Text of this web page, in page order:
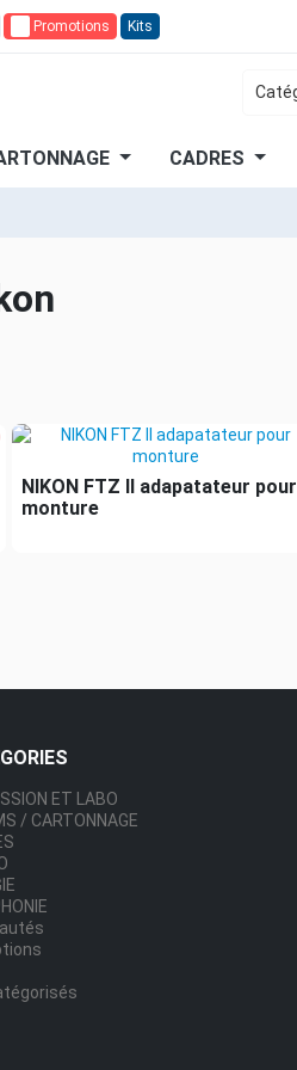
Promotions Kits
CADRES
NIKON FTZ II adapatateur pour
monture
ET LABO
/ CARTONNAGE